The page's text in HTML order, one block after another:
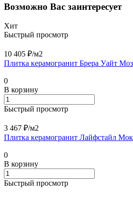
Возможно Вас заинтересует
Хит
Быстрый просмотр
10 405 ₽/м2
Плитка керамогранит Брера Уайт
0
В корзину
Быстрый просмотр
3 467 ₽/м2
Плитка керамогранит Лайфстайл
0
В корзину
Быстрый просмотр